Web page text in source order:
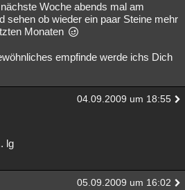
Woche abends mal am
sehen ob wieder ein paar Steine mehr
Monaten
empfinde werde ichs Dich
04.09.2009 um 18:55
lg
05.09.2009 um 16:02